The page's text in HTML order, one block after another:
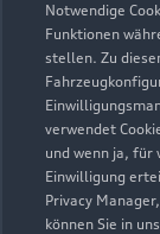
Notwendige
Funktionen
stellen. Zu
verwendet
und wenn ja, für
Einwilligung
Privacy
können Sie in
Plug-in-
Finanzierung
Aktionen &
Saisonale
Audi Services
Garantie
Audi digital
myAudi
Support
Kundenservice
Händlersuche
Audi Code
Über Audi
Unternehmen
Karriere